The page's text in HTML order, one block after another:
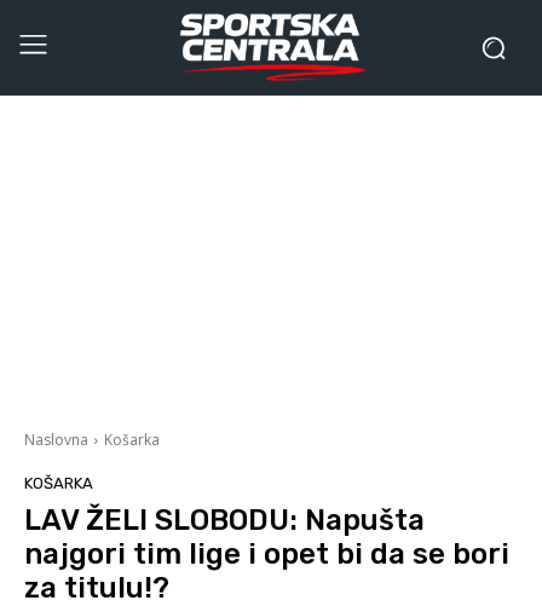
Naslovna Košarka
KOŠARKA
LAV ŽELI SLOBODU: Napušta
najgori tim lige i opet bi da se bori
za titulu!?